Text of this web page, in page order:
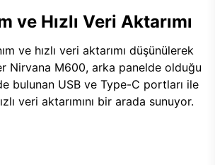
ve Hızlı Veri Aktarımı
ve hızlı veri aktarımı düşünülerek
Nirvana M600, arka panelde olduğu
bulunan USB ve Type-C portları ile
veri aktarımını bir arada sunuyor.